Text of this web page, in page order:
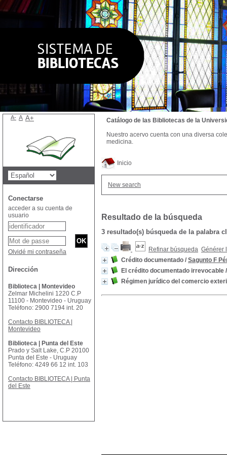
Inicio
New search
Resultado de la búsqueda
3 resultado(s) búsqueda de la palabra
Refinar búsqueda Générer
Crédito documentado / Sagunto F
El crédito documentado irrevocable
Régimen jurídico del comercio
Catálogo de las Bibliotecas de la
Nuestro acervo cuenta con una diversa
medicina.
A- A A+
Conectarse
acceder a su cuenta de
usuario
Olvidé mi contraseña
Dirección
Biblioteca | Montevideo
Zelmar Michelini 1220 C.P
11100 - Montevideo - Uruguay
Teléfono: 2900 7194 int. 20
Contacto BIBLIOTECA |
Montevideo
Biblioteca | Punta del Este
Prado y Salt Lake, C.P 20100
Punta del Este - Uruguay
Teléfono: 4249 66 12 int. 103
Contacto BIBLIOTECA | Punta
del Este